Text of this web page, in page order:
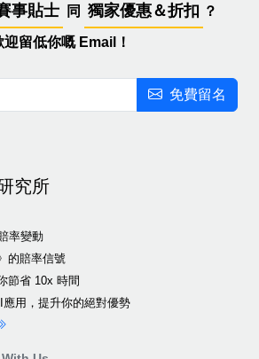
事貼士 同 獨家優惠＆折扣 ？
迎留低你嘅 Email！
免費留名
究所
率變動
的賠率信號
節省 10x 時間
用，提升你的絕對優勢